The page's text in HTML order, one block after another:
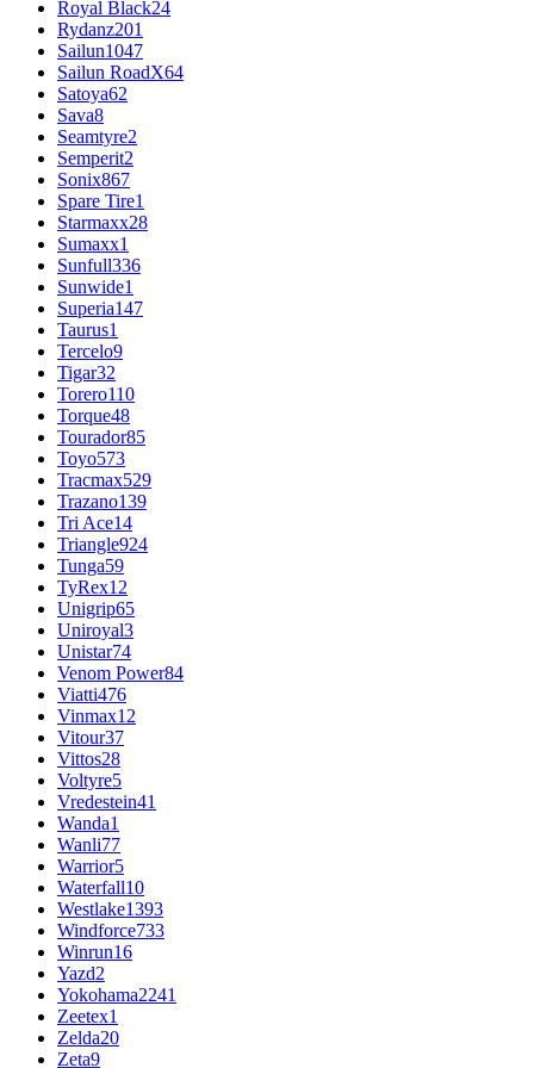
Royal Black24
Rydanz201
Sailun1047
Sailun RoadX64
Satoya62
Sava8
Seamtyre2
Semperit2
Sonix867
Spare Tire1
Starmaxx28
Sumaxx1
Sunfull336
Sunwide1
Superia147
Taurus1
Tercelo9
Tigar32
Torero110
Torque48
Tourador85
Toyo573
Tracmax529
Trazano139
Tri Ace14
Triangle924
Tunga59
TyRex12
Unigrip65
Uniroyal3
Unistar74
Venom Power84
Viatti476
Vinmax12
Vitour37
Vittos28
Voltyre5
Vredestein41
Wanda1
Wanli77
Warrior5
Waterfall10
Westlake1393
Windforce733
Winrun16
Yazd2
Yokohama2241
Zeetex1
Zelda20
Zeta9